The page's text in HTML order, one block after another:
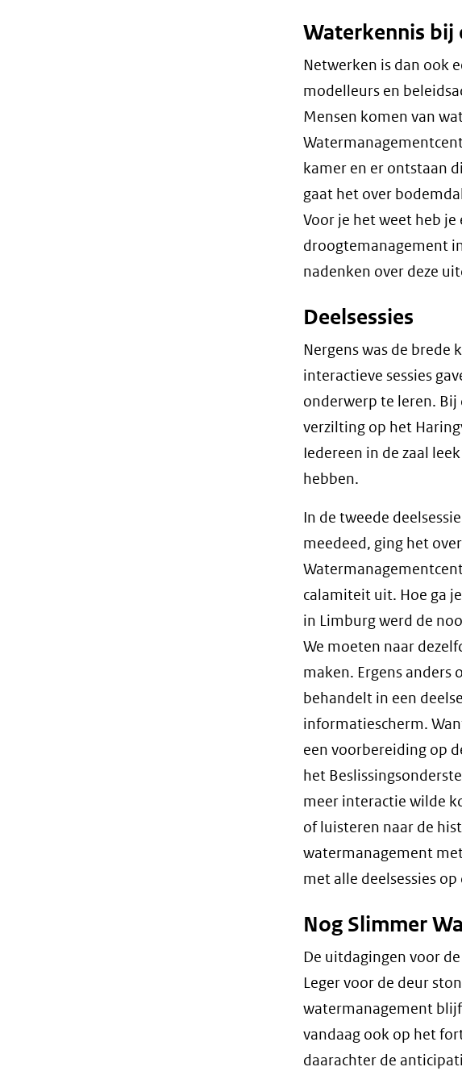
Waterkennis bij
Netwerken is dan ook
modelleurs en
Mensen komen van
kamer en er ontstaan
gaat het over
Voor je het weet heb je
droogtemanagement
nadenken over deze
Deelsessies
Nergens was de brede
interactieve sessies
onderwerp te leren. Bij
verzilting op het
Iedereen in de zaal
hebben.
In de tweede
meedeed, ging het
calamiteit uit. Hoe ga
in Limburg werd de
We moeten naar
maken. Ergens anders
behandelt in een
informatiescherm.
een voorbereiding op
het
meer interactie wilde
of luisteren naar de
watermanagement
met alle deelsessies
Nog Slimmer
De uitdagingen voor
Leger voor de deur
watermanagement
vandaag ook op het
daarachter de